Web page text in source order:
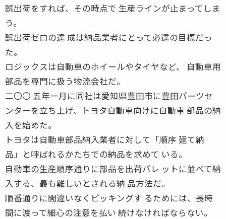
誤出荷をすれば、その時点で 生産ラインが止まってしま
う。
誤出荷ゼロの達 成は納品業者にとって必達の目標だっ
た。
ロジックスは自動車のホイールやタイヤなど、 自動車用
部品を専門に扱う物流会社だ。
二〇〇 五年一月に同社は愛知県豊田市に豊田パーツセ
ンターを立ち上げ、トヨタ自動車向けに自動車 部品の納
入を始めた。
トヨタは自動車部品納入業者に対して「順序 建て納
品」と呼ばれるかたちでの納品を求めて いる。
自動車の生産順序通りに部品を出荷パレ ットに並べて納
入する、最も難しいとされる納 品方法だ。
順番通りに間違いなくピッキングす るためには、長時
間に渡って細心の注意を払い 続けなければならない。